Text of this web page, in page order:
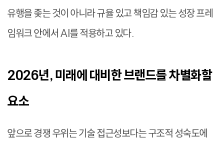
유행을 좇는 것이 아니라 규율 있고 책임감 있는 성장 프레
임워크 안에서 AI를 적용하고 있다.
2026년, 미래에 대비한 브랜드를 차별화할
요소
앞으로 경쟁 우위는 기술 접근성보다는 구조적 성숙도에